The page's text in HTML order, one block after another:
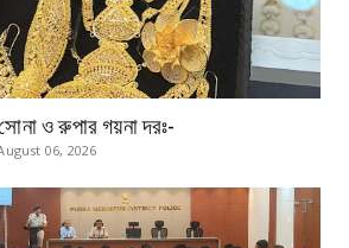
ও রুপার গয়না দরঃ-
06, 2026